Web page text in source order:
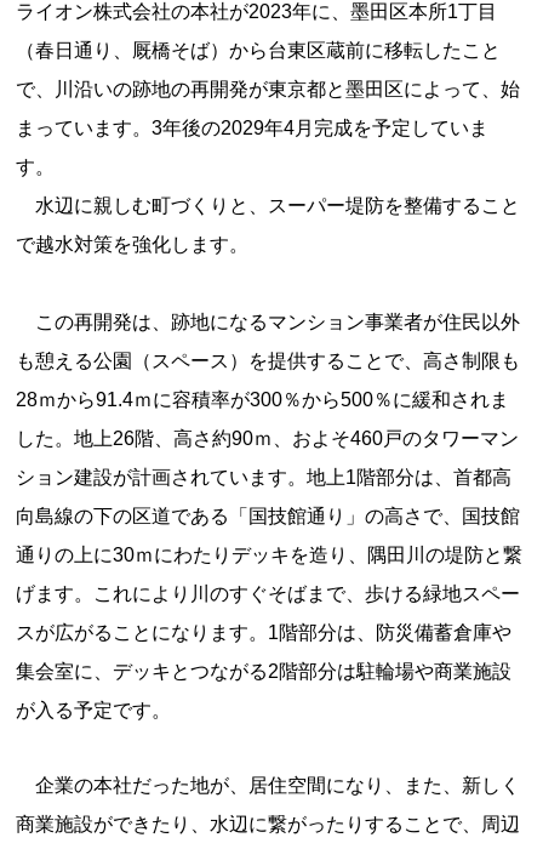
ライオン株式会社の本社が2023年に、墨田区本所1丁目
（春日通り、厩橋そば）から台東区蔵前に移転したこと
で、川沿いの跡地の再開発が東京都と墨田区によって、始
まっています。3年後の2029年4月完成を予定していま
す。
水辺に親しむ町づくりと、スーパー堤防を整備すること
で越水対策を強化します。
この再開発は、跡地になるマンション事業者が住民以外
も憩える公園（スペース）を提供することで、高さ制限も
28ｍから91.4ｍに容積率が300％から500％に緩和されま
した。地上26階、高さ約90ｍ、およそ460戸のタワーマン
ション建設が計画されています。地上1階部分は、首都高
向島線の下の区道である「国技館通り」の高さで、国技館
通りの上に30ｍにわたりデッキを造り、隅田川の堤防と繋
げます。これにより川のすぐそばまで、歩ける緑地スペー
スが広がることになります。1階部分は、防災備蓄倉庫や
集会室に、デッキとつながる2階部分は駐輪場や商業施設
が入る予定です。
企業の本社だった地が、居住空間になり、また、新しく
商業施設ができたり、水辺に繋がったりすることで、周辺